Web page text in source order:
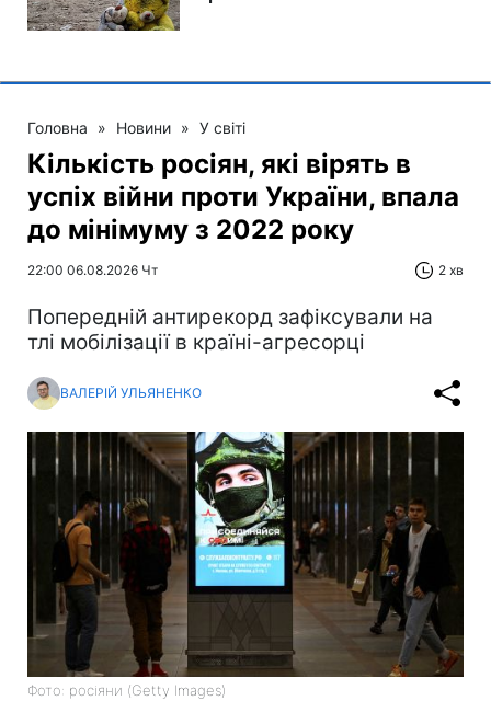
Головна » Новини » У світі
Кількість росіян, які вірять в
успіх війни проти України, впала
до мінімуму з 2022 року
22:00 06.08.2026 Чт 2 хв
Попередній антирекорд зафіксували на
тлі мобілізації в країні-агресорці
ВАЛЕРІЙ УЛЬЯНЕНКО
Фото: росіяни (Getty Images)